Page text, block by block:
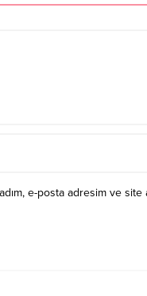
e-posta adresim ve